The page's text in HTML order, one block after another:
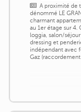
A proximité de
dénommé LE
charmant
au 1er étage sur
loggia, salon/
dressing et
indépendant avec
Gaz